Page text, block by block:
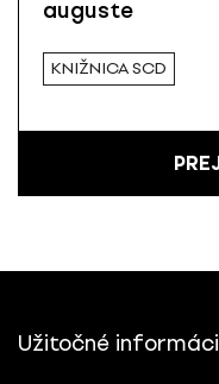
auguste
KNIŽNICA SCD
Užitočné